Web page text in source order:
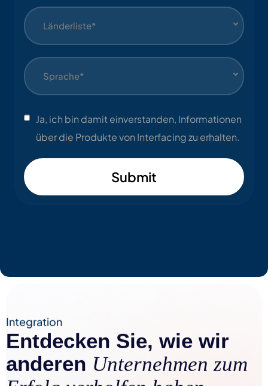
Länderliste*
Sprache*
Ja, ich bin damit einverstanden, Informationen
über die Produkte von Interfacing zu erhalten.
Submit
Integration
Entdecken Sie, wie wir
anderen Unternehmen zum